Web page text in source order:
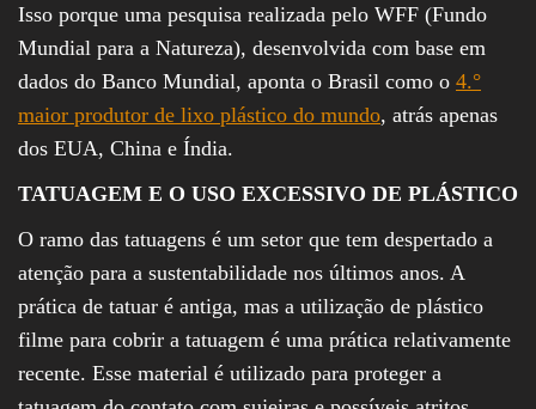
Isso porque uma pesquisa realizada pelo WFF (Fundo
Mundial para a Natureza), desenvolvida com base em
dados do Banco Mundial, aponta o Brasil como o 4.°
maior produtor de lixo plástico do mundo, atrás apenas
dos EUA, China e Índia.
TATUAGEM E O USO EXCESSIVO DE PLÁSTICO
O ramo das tatuagens é um setor que tem despertado a
atenção para a sustentabilidade nos últimos anos. A
prática de tatuar é antiga, mas a utilização de plástico
filme para cobrir a tatuagem é uma prática relativamente
recente. Esse material é utilizado para proteger a